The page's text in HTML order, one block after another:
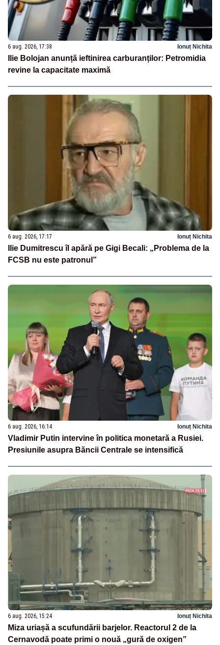
6 aug. 2026, 17:38 Ionuț Nichita
Ilie Bolojan anunță ieftinirea carburanților: Petromidia
revine la capacitate maximă
6 aug. 2026, 17:17 Ionuț Nichita
Ilie Dumitrescu îl apără pe Gigi Becali: „Problema de la
FCSB nu este patronul”
6 aug. 2026, 16:14 Ionuț Nichita
Vladimir Putin intervine în politica monetară a Rusiei.
Presiunile asupra Băncii Centrale se intensifică
6 aug. 2026, 15:24 Ionuț Nichita
Miza uriașă a scufundării barjelor. Reactorul 2 de la
Cernavodă poate primi o nouă „gură de oxigen”